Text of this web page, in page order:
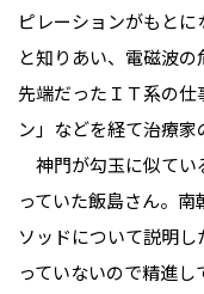
ピレーションがもと
と知りあい、電磁波
先端だったＩＴ系の
ン」などを経て治療家
神門が勾玉に似てい
っていた飯島さん。
ソッドについて説明
っていないので精進